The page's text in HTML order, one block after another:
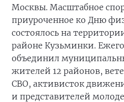
Москвы. Масштабное
приуроченное ко Дню
состоялось на
районе Кузьминки.
объединил
жителей 12 районов,
СВО, активисток
и представителей